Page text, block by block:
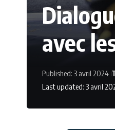
avec
Last updated: 3 avril
Published: 3 avril 2024